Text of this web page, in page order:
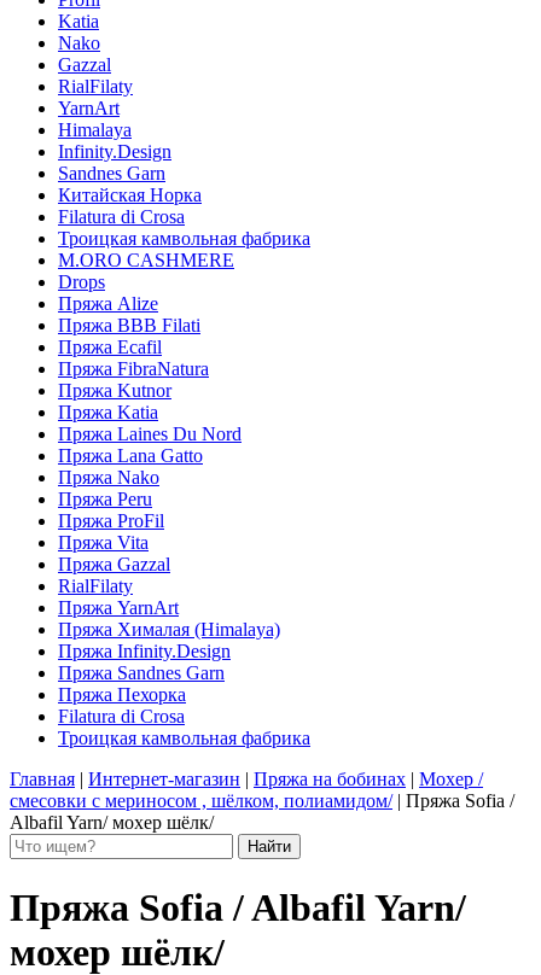
Katia
Nako
Gazzal
RialFilaty
YarnArt
Himalaya
Infinity.Design
Sandnes Garn
Китайская Норка
Filatura di Сrosa
Троицкая камвольная фабрика
M.ORO CASHMERE
Drops
Пряжа Alize
Пряжа BBB Filati
Пряжа Ecafil
Пряжа FibraNatura
Пряжа Kutnor
Пряжа Katia
Пряжа Laines Du Nord
Пряжа Lana Gatto
Пряжа Nako
Пряжа Peru
Пряжа ProFil
Пряжа Vita
Пряжа Gazzal
RialFilaty
Пряжа YarnArt
Пряжа Хималая (Himalaya)
Пряжа Infinity.Design
Пряжа Sandnes Garn
Пряжа Пехорка
Filatura di Сrosa
Троицкая камвольная фабрика
Главная | Интернет-магазин | Пряжа на бобинах | Мохер /
смесовки с мериносом , шёлком, полиамидом/| Пряжа Sofia /
Albafil Yarn/ мохер шёлк/
Пряжа Sofia / Albafil Yarn/
мохер шёлк/